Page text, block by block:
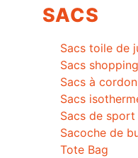
SACS
Sacs toile de
Sacs shopping
Sacs à cordon
Sacs
Sacs de sport
Sacoche de
Tote Bag